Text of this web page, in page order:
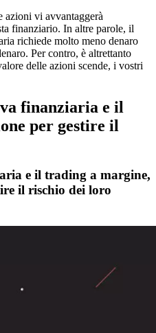
azioni vi avvantaggerà
finanziario. In altre parole, il
richiede molto meno denaro
Per contro, è altrettanto
delle azioni scende, i vostri
finanziaria e il
per gestire il
e il trading a margine,
il rischio dei loro